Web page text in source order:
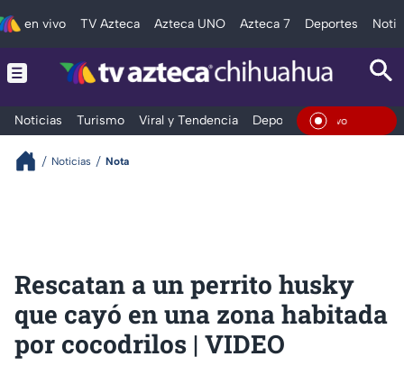
en vivo TV Azteca Azteca UNO Azteca 7 Deportes
Noticias Turismo Viral y Tendencia Deportes Espectáculos
En Vivo
Noticias Nota
Rescatan a un perrito husky
que cayó en una zona habitada
por cocodrilos | VIDEO